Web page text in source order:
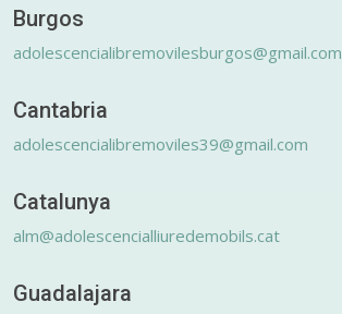
Burgos
adolescencialibremovilesburgos@gmail.com
Cantabria
adolescencialibremoviles39@gmail.com
Catalunya
alm@adolescencialliuredemobils.cat
Guadalajara